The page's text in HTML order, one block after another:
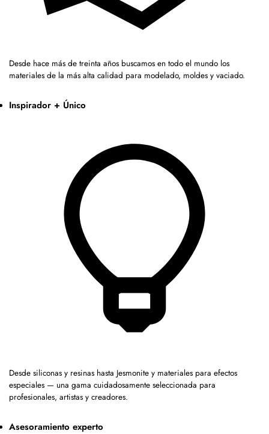
Desde hace más de treinta años buscamos en todo el mundo los
materiales de la más alta calidad para modelado, moldes y vaciado.
Inspirador + Único
Desde siliconas y resinas hasta Jesmonite y materiales para efectos
especiales — una gama cuidadosamente seleccionada para
profesionales, artistas y creadores.
Asesoramiento experto